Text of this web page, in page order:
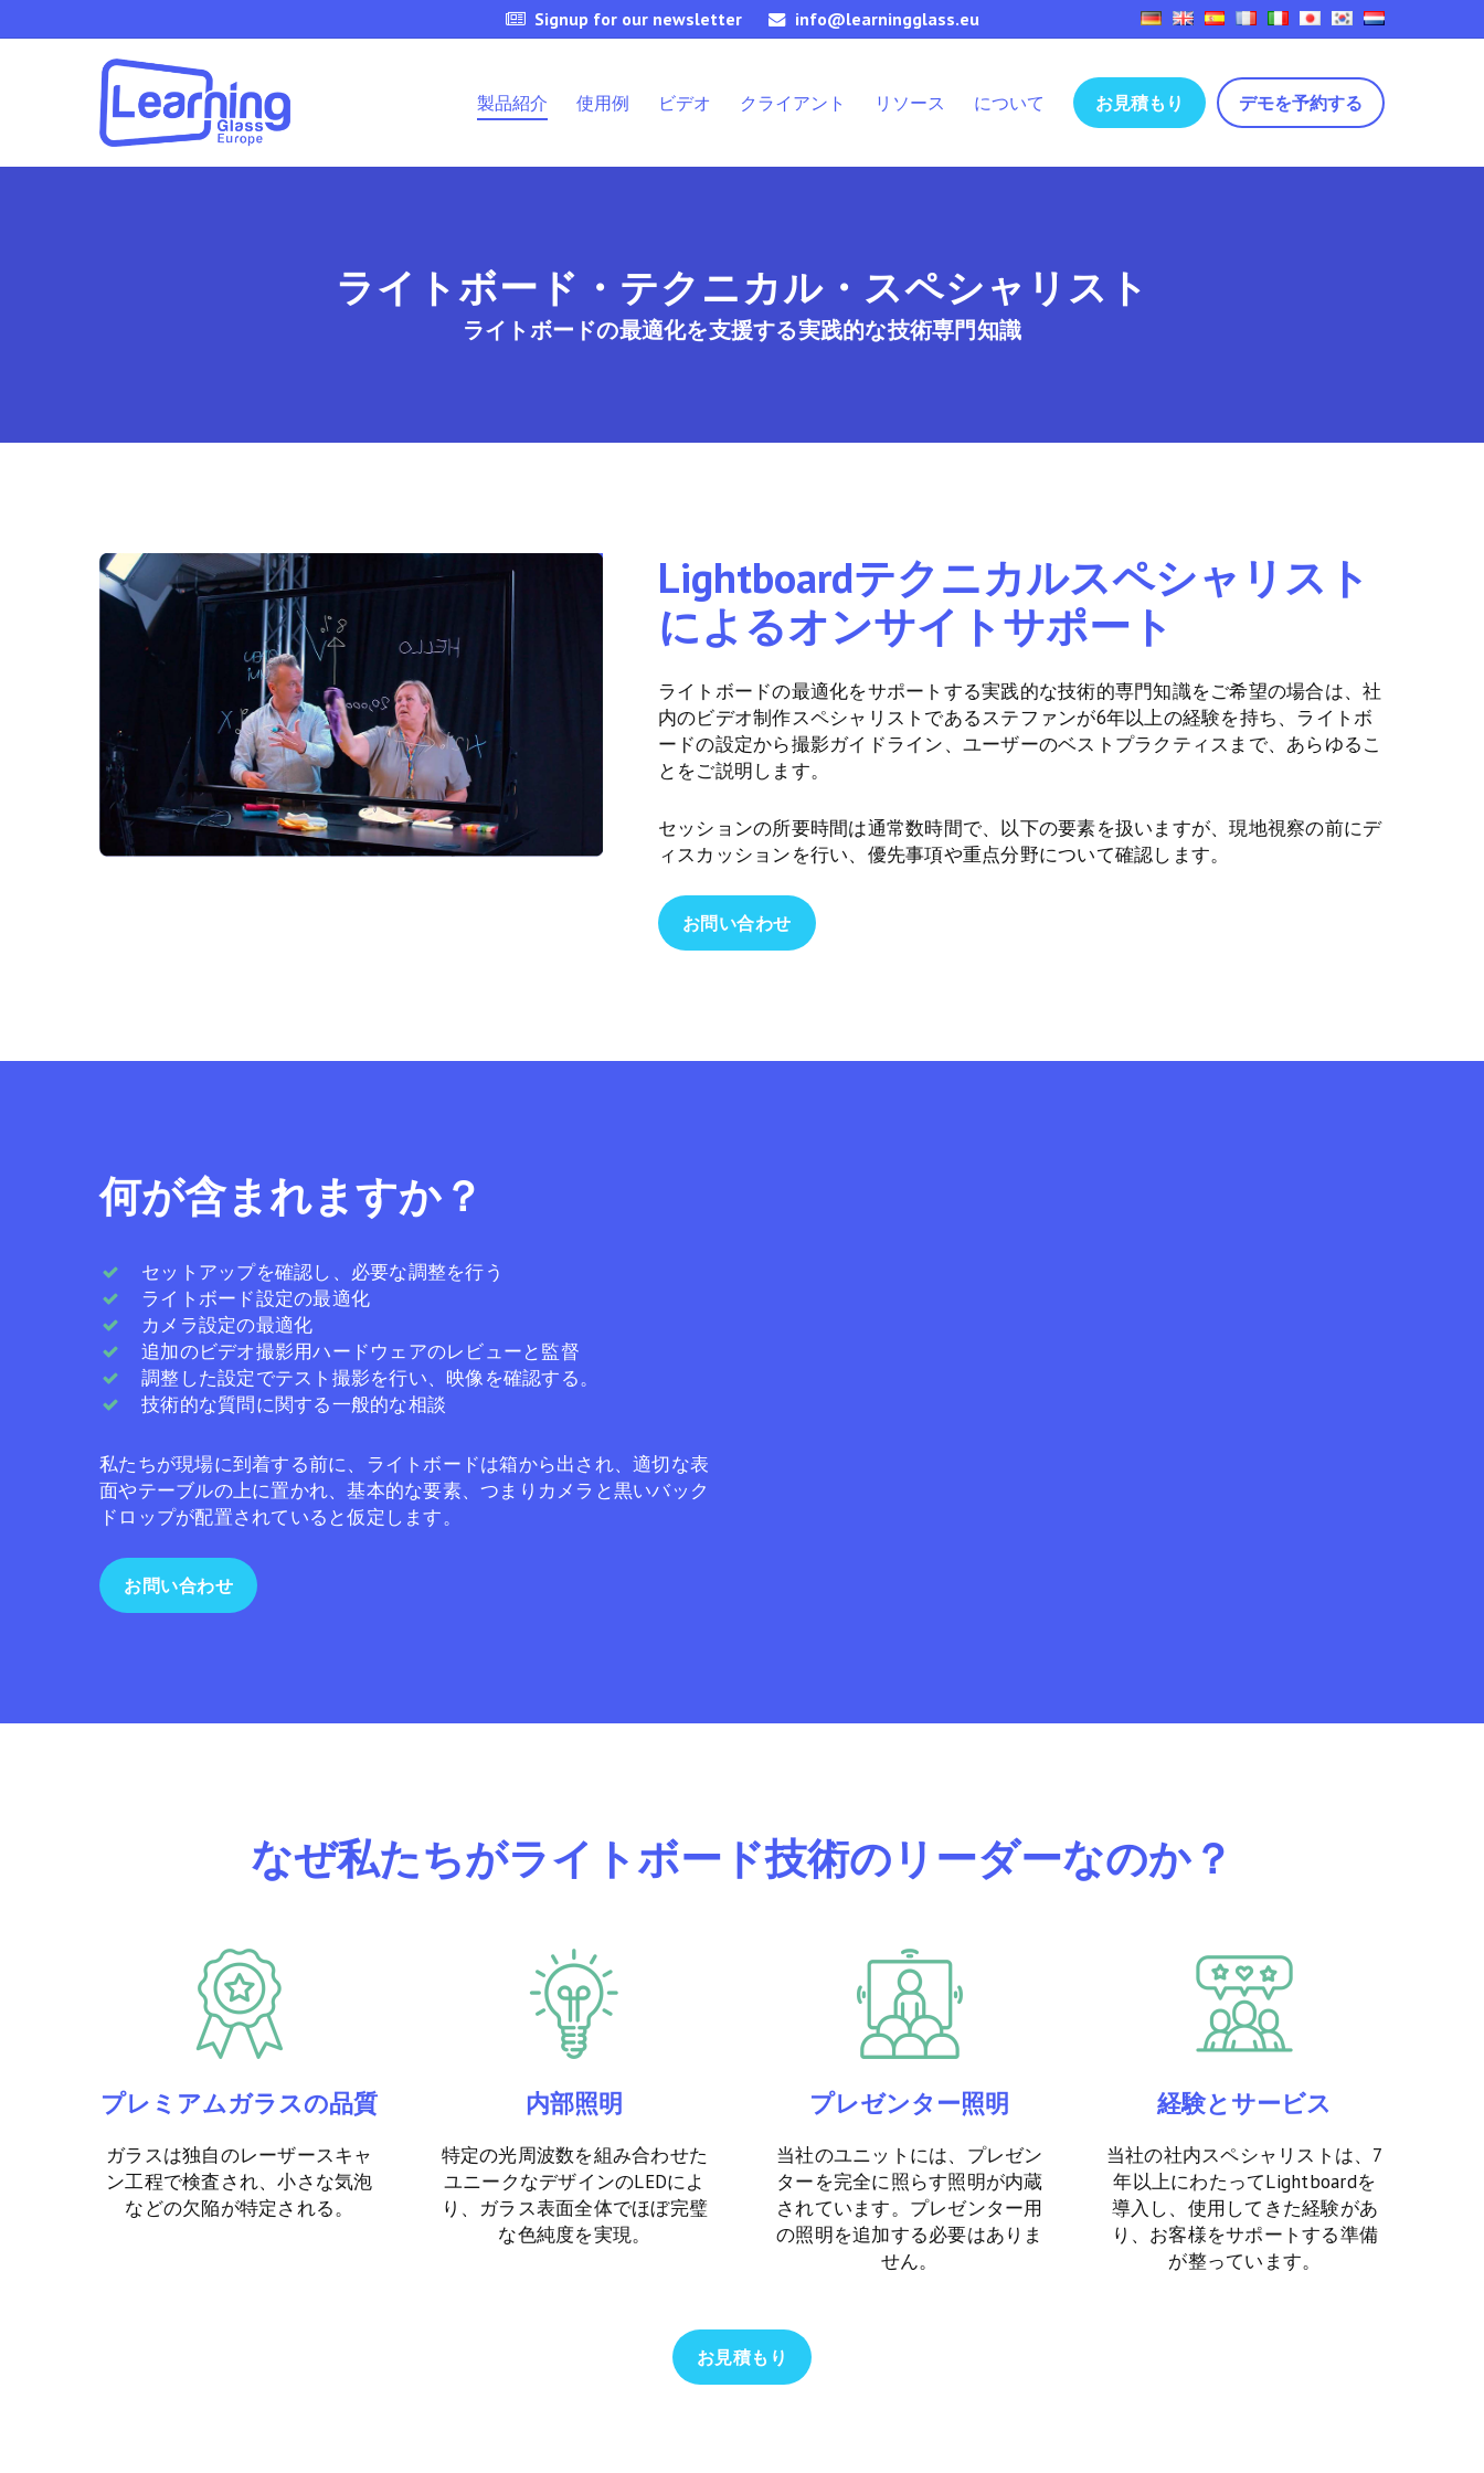
to
Signup for our newsletter info@learningglass.eu
製品紹介 使用例 ビデオ クライアント リソース について お見積もり デモを予約する
ライトボード・テクニカル・スペシャリスト
ライトボードの最適化を支援する実践的な技術専門知識
Lightboardテクニカルスペシャリスト
によるオンサイトサポート
ライトボードの最適化をサポートする実践的な技術的専門知識をご希望の場合は、社
内のビデオ制作スペシャリストであるステファンが6年以上の経験を持ち、ライトボ
ードの設定から撮影ガイドライン、ユーザーのベストプラクティスまで、あらゆるこ
とをご説明します。
セッションの所要時間は通常数時間で、以下の要素を扱いますが、現地視察の前にデ
ィスカッションを行い、優先事項や重点分野について確認します。
お問い合わせ
何が含まれますか？
セットアップを確認し、必要な調整を行う
ライトボード設定の最適化
カメラ設定の最適化
追加のビデオ撮影用ハードウェアのレビューと監督
調整した設定でテスト撮影を行い、映像を確認する。
技術的な質問に関する一般的な相談
私たちが現場に到着する前に、ライトボードは箱から出され、適切な表
面やテーブルの上に置かれ、基本的な要素、つまりカメラと黒いバック
ドロップが配置されていると仮定します。
お問い合わせ
なぜ私たちがライトボード技術のリーダーなのか？
プレミアムガラスの品質
ガラスは独自のレーザースキャ
ン工程で検査され、小さな気泡
などの欠陥が特定される。
内部照明
特定の光周波数を組み合わせた
ユニークなデザインのLEDによ
り、ガラス表面全体でほぼ完璧
な色純度を実現。
プレゼンター照明
当社のユニットには、プレゼン
ターを完全に照らす照明が内蔵
されています。プレゼンター用
の照明を追加する必要はありま
せん。
経験とサービス
当社の社内スペシャリストは、7
年以上にわたってLightboardを
導入し、使用してきた経験があ
り、お客様をサポートする準備
が整っています。
お見積もり